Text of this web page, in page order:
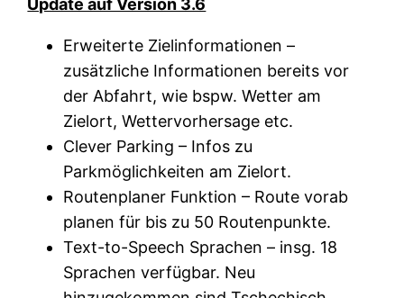
Erweiterte Zielinformationen –
zusätzliche Informationen bereits vor
der Abfahrt, wie bspw. Wetter am
Zielort, Wettervorhersage etc.
Clever Parking – Infos zu
Parkmöglichkeiten am Zielort.
Routenplaner Funktion – Route vorab
planen für bis zu 50 Routenpunkte.
Text-to-Speech Sprachen – insg. 18
Sprachen verfügbar. Neu